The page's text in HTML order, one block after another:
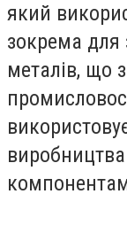
який
зокрема для
металів, що